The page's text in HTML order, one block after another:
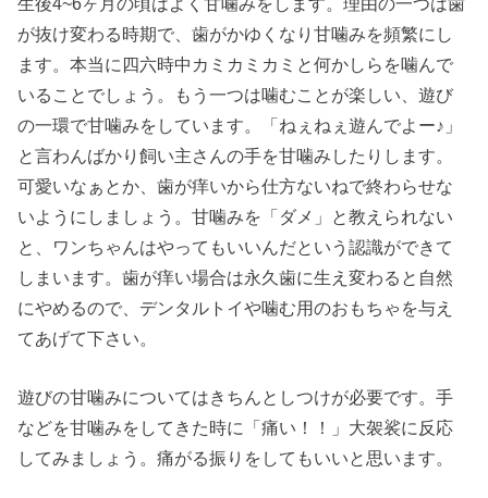
が抜け変わる時期で、歯がかゆくなり甘噛みを頻繁にし
ます。本当に四六時中カミカミカミと何かしらを噛んで
いることでしょう。もう一つは噛むことが楽しい、遊び
の一環で甘噛みをしています。「ねぇねぇ遊んでよー♪」
と言わんばかり飼い主さんの手を甘噛みしたりします。
可愛いなぁとか、歯が痒いから仕方ないねで終わらせな
いようにしましょう。甘噛みを「ダメ」と教えられない
と、ワンちゃんはやってもいいんだという認識ができて
しまいます。歯が痒い場合は永久歯に生え変わると自然
にやめるので、デンタルトイや噛む用のおもちゃを与え
てあげて下さい。
遊びの甘噛みについてはきちんとしつけが必要です。手
などを甘噛みをしてきた時に「痛い！！」大袈裟に反応
してみましょう。痛がる振りをしてもいいと思います。